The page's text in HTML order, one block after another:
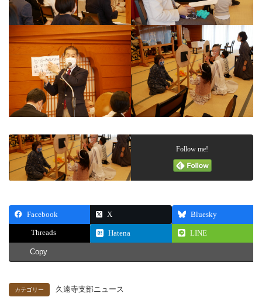
Follow me!
Facebook X Bluesky
Threads Hatena LINE
Copy
カテゴリー 久遠寺支部ニュース